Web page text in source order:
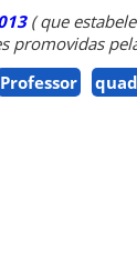
(que
promovidas
Professor